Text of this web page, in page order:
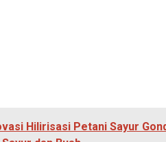
Hilirisasi Petani Sayur